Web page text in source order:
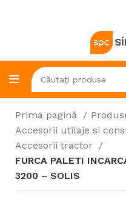
Prima pagină
Accesorii utilaje si
Accesorii tractor
FURCA PALETI
3200 – SOLIS